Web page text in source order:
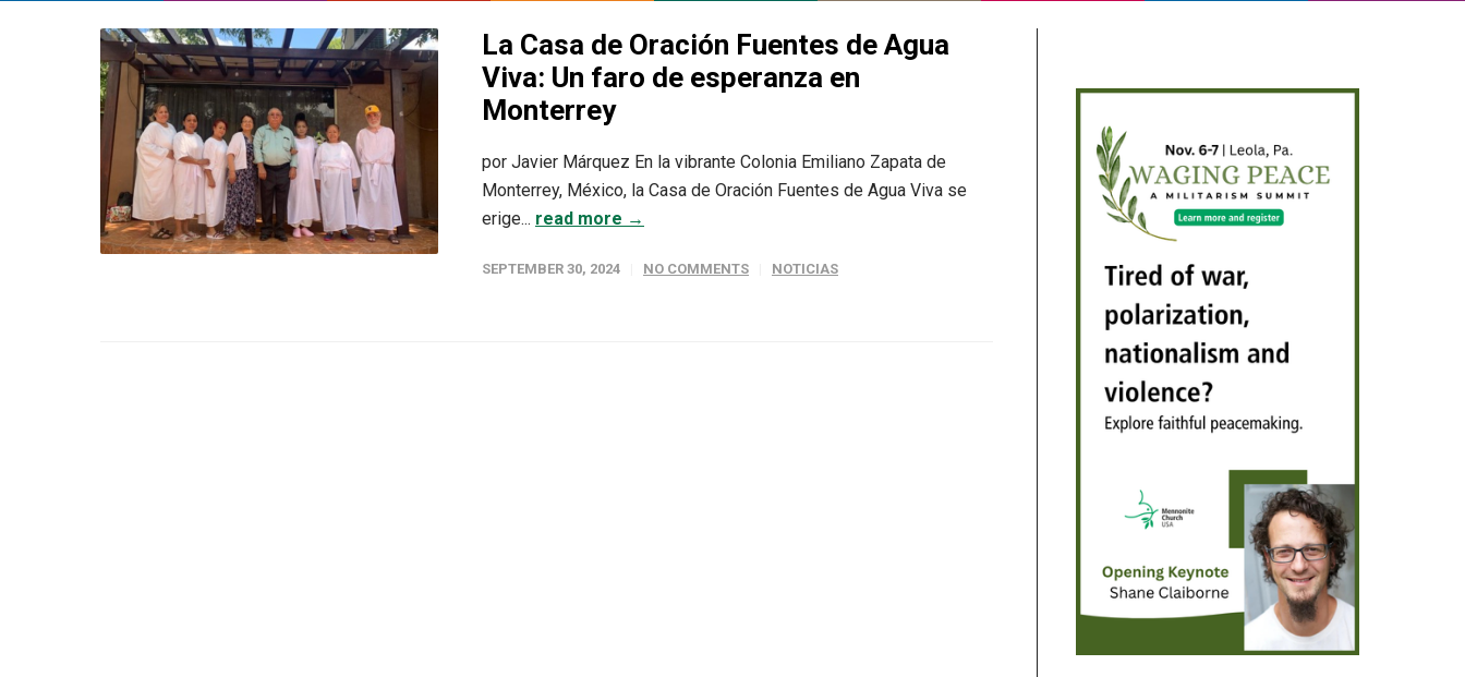
La Casa de Oración Fuentes de Agua
Viva: Un faro de esperanza en
Monterrey
por Javier Márquez En la vibrante Colonia Emiliano Zapata de
Monterrey, México, la Casa de Oración Fuentes de Agua Viva se
erige... read more →
SEPTEMBER 30, 2024 NO COMMENTS NOTICIAS